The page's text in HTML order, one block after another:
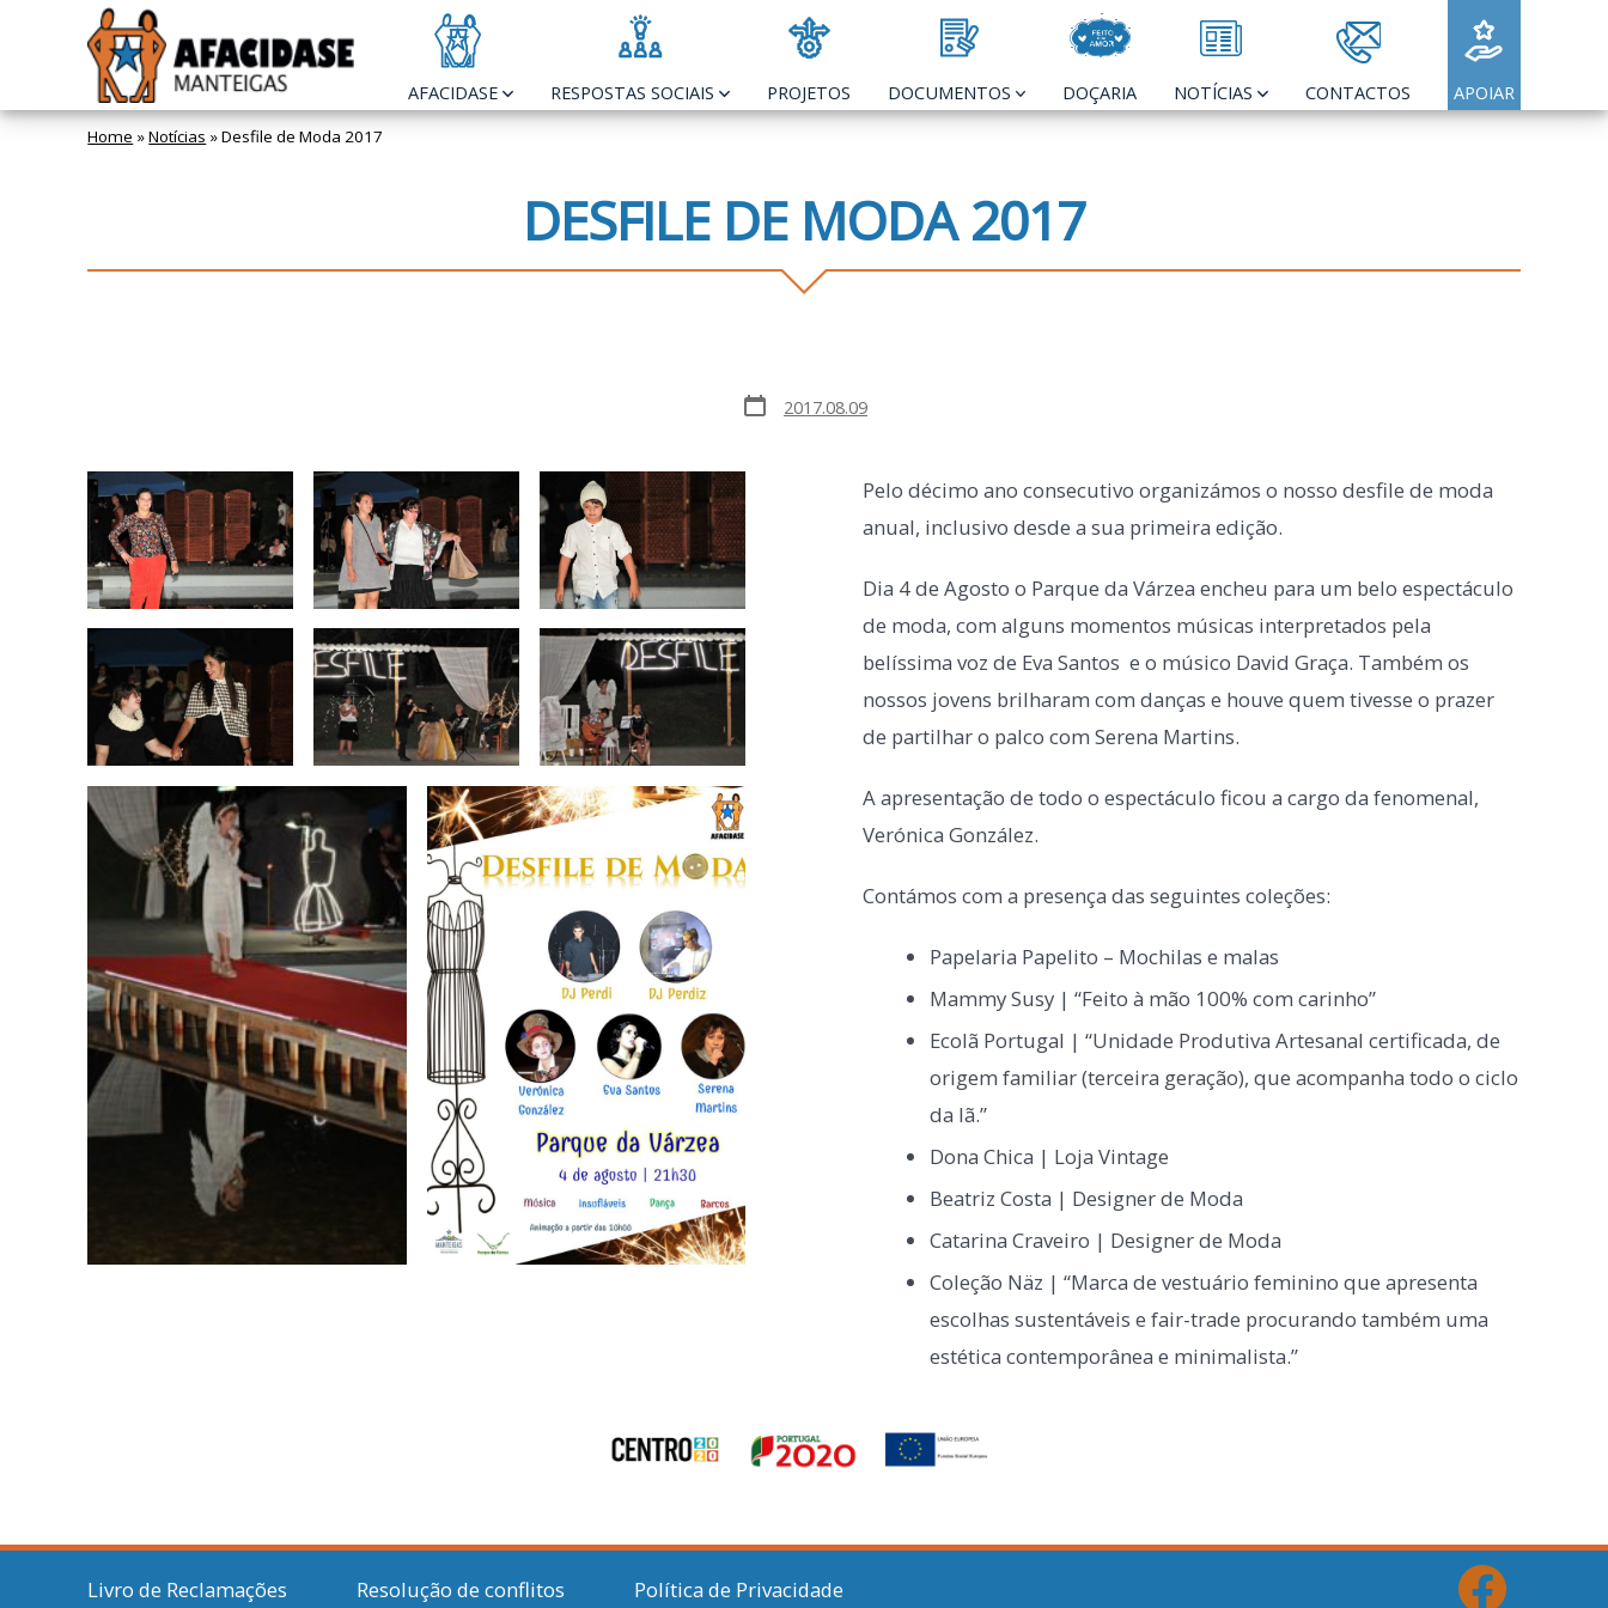
AFACIDASE RESPOSTAS SOCIAIS PROJETOS DOCUMENTOS DOÇARIA NOTÍCIAS CONTACTOS APOIAR
Home »Notícias »Desfile de Moda 2017
DESFILE DE MODA 2017
Post
date
2017.08.09
Pelo décimo ano consecutivo organizámos o nosso desfile de moda
anual, inclusivo desde a sua primeira edição.
Dia 4 de Agosto o Parque da Várzea encheu para um belo espectáculo
de moda, com alguns momentos músicas interpretados pela
belíssima voz de Eva Santos e o músico David Graça. Também os
nossos jovens brilharam com danças e houve quem tivesse o prazer
de partilhar o palco com Serena Martins.
A apresentação de todo o espectáculo ficou a cargo da fenomenal,
Verónica González.
Contámos com a presença das seguintes coleções:
Papelaria Papelito – Mochilas e malas
Mammy Susy | “Feito à mão 100% com carinho”
Ecolã Portugal | “Unidade Produtiva Artesanal certificada, de
origem familiar (terceira geração), que acompanha todo o ciclo
da lã.”
Dona Chica | Loja Vintage
Beatriz Costa | Designer de Moda
Catarina Craveiro | Designer de Moda
Coleção Näz | “Marca de vestuário feminino que apresenta
escolhas sustentáveis e fair-trade procurando também uma
estética contemporânea e minimalista.”
Livro de Reclamações Resolução de conflitos Política de Privacidade